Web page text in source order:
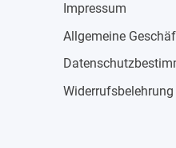
Impressum
Allgemeine
Widerrufsbelehrung